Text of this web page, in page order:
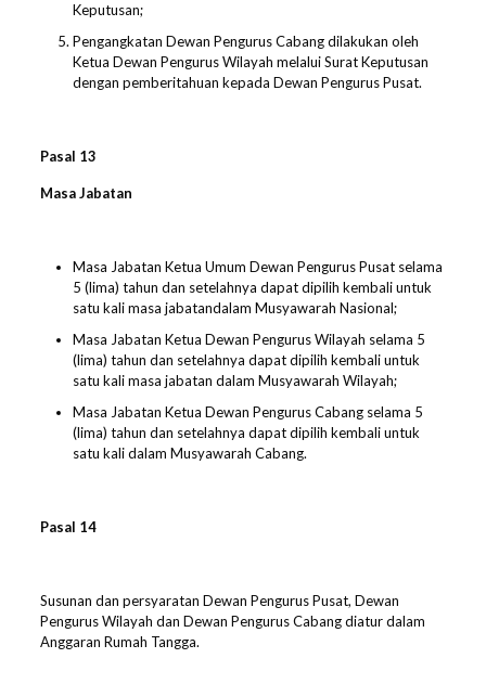
Keputusan;
Pengangkatan Dewan Pengurus Cabang dilakukan oleh
Ketua Dewan Pengurus Wilayah melalui Surat Keputusan
dengan pemberitahuan kepada Dewan Pengurus Pusat.
Pasal 13
Masa Jabatan
Masa Jabatan Ketua Umum Dewan Pengurus Pusat selama
5 (lima) tahun dan setelahnya dapat dipilih kembali untuk
satu kali masa jabatandalam Musyawarah Nasional;
Masa Jabatan Ketua Dewan Pengurus Wilayah selama 5
(lima) tahun dan setelahnya dapat dipilih kembali untuk
satu kali masa jabatan dalam Musyawarah Wilayah;
Masa Jabatan Ketua Dewan Pengurus Cabang selama 5
(lima) tahun dan setelahnya dapat dipilih kembali untuk
satu kali dalam Musyawarah Cabang.
Pasal 14
Susunan dan persyaratan Dewan Pengurus Pusat, Dewan
Pengurus Wilayah dan Dewan Pengurus Cabang diatur dalam
Anggaran Rumah Tangga.